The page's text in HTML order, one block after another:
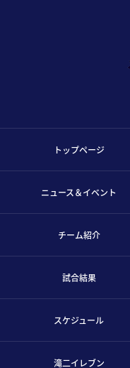
トップページ
ニュース＆イベント
チーム紹介
試合結果
スケジュール
滝二イレブン